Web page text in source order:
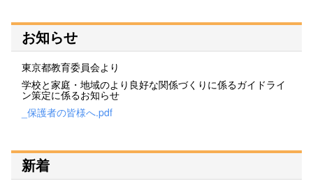
お知らせ
東京都教育委員会より
学校と家庭・地域のより良好な関係づくりに係るガイドライ
ン策定に係るお知らせ
_保護者の皆様へ.pdf
新着